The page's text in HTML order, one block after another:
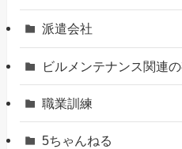
派遣会社
ビルメンテナンス関連
職業訓練
5ちゃんねる